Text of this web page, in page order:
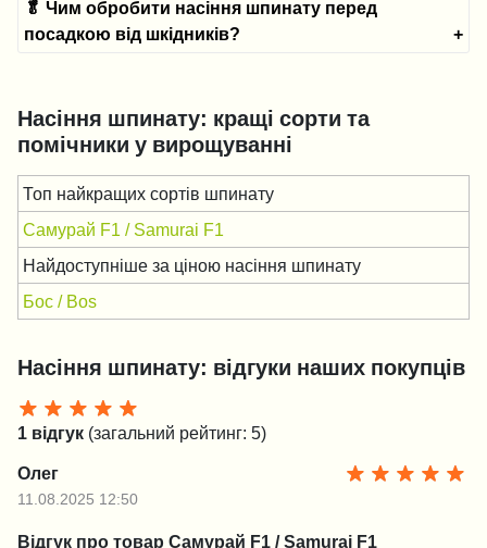
🥬 Чим обробити насіння шпинату перед
посадкою від шкідників?
Насіння шпинату: кращі сорти та
помічники у вирощуванні
Топ найкращих сортів шпинату
Самурай F1 / Samurai F1
Найдоступніше за ціною насіння шпинату
Бос / Bos
Насіння шпинату: відгуки наших покупців
1 відгук (загальний рейтинг: 5)
Олег
11.08.2025 12:50
Відгук про товар Самурай F1 / Samurai F1